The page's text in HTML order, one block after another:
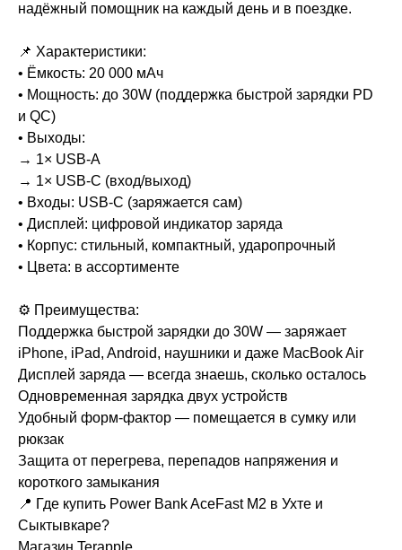
надёжный помощник на каждый день и в поездке.
📌 Характеристики:
• Ёмкость: 20 000 мАч
• Мощность: до 30W (поддержка быстрой зарядки PD
и QC)
• Выходы:
→ 1× USB-A
→ 1× USB-C (вход/выход)
• Входы: USB-C (заряжается сам)
• Дисплей: цифровой индикатор заряда
• Корпус: стильный, компактный, ударопрочный
• Цвета: в ассортименте
⚙️ Преимущества:
Поддержка быстрой зарядки до 30W — заряжает
iPhone, iPad, Android, наушники и даже MacBook Air
Дисплей заряда — всегда знаешь, сколько осталось
Одновременная зарядка двух устройств
Удобный форм-фактор — помещается в сумку или
рюкзак
Защита от перегрева, перепадов напряжения и
короткого замыкания
📍 Где купить Power Bank AceFast M2 в Ухте и
Сыктывкаре?